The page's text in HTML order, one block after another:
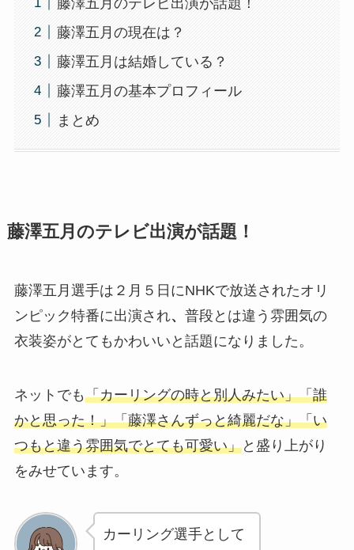
藤澤五月の現在は？
藤澤五月は結婚している？
藤澤五月の基本プロフィール
まとめ
藤澤五月のテレビ出演が話題！
藤澤五月選手は２月５日にNHKで放送されたオリ
ンピック特番に出演され、 普段とは違う雰囲気の
衣装姿がとてもかわいい と話題になりました。
ネットでも「カーリングの時と別人みたい」「誰
かと思った！」「藤澤さんずっと綺麗だな」「い
つもと違う雰囲気でとても可愛い」と盛り上がり
をみせています。
カーリング選手として